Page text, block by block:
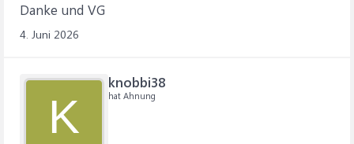
Danke und VG
4. Juni 2026
K
knobbi38
hat Ahnung